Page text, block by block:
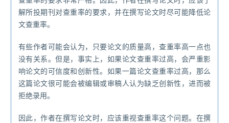
解所投期刊对查重率的要求，并在撰写论文时尽可能降低论
文查重率。
有些作者可能会认为，只要论文的质量高，查重率高一点也
没有关系。但是，事实上，如果论文查重率过高，会严重影
响论文的可信度和创新性。如果一篇论文查重率过高，那么
这篇论文很可能会被编辑或审稿人认为缺乏创新性，进而被
拒绝录用。
因此，作者在撰写论文时，应该重视查重率这个问题。在撰